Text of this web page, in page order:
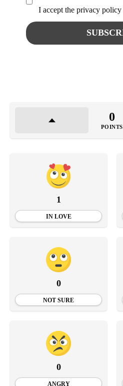
I accept the privacy policy
0
POINTS
1
IN LOVE
0
NOT SURE
0
ANGRY